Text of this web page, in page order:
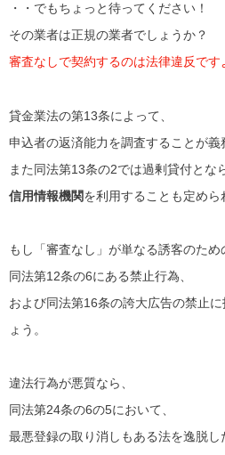
・・でもちょっと待ってください！
その業者は正規の業者でしょうか？
審査なしで契約するのは法律違反です
貸金業法の第13条によって、
申込者の返済能力を調査することが義
また同法第13条の2では過剰貸付とな
信用情報機関を利用することも定めら
もし「審査なし」が単なる誘客のため
同法第12条の6にある禁止行為、
および同法第16条の誇大広告の禁止
ょう。
違法行為が悪質なら、
同法第24条の6の5において、
最悪登録の取り消しもある法を逸脱し